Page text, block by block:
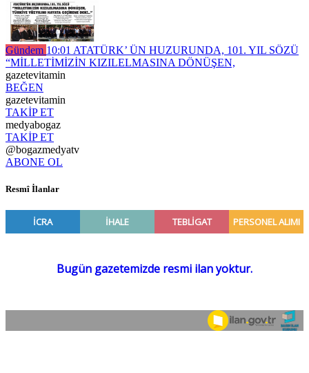
Gündem 10:01 ATATÜRK’ ÜN HUZURUNDA, 101. YIL SÖZÜ
“MİLLETİMİZİN KIZILELMASINA DÖNÜŞEN,
gazetevitamin
BEĞEN
gazetevitamin
TAKİP ET
medyabogaz
TAKİP ET
@bogazmedyatv
ABONE OL
Resmî İlanlar